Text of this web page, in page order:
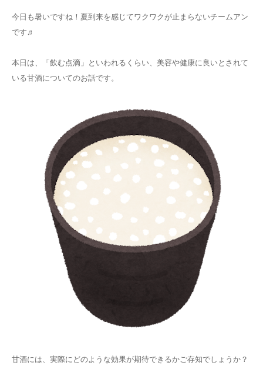
今日も暑いですね！夏到来を感じてワクワクが止まらないチームアン
です♬
本日は、「飲む点滴」といわれるくらい、美容や健康に良いとされて
いる甘酒についてのお話です。
甘酒には、実際にどのような効果が期待できるかご存知でしょうか？